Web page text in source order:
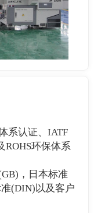
系认证、IATF
ROHS环保体系
，日本标准
准(DIN)以及客户